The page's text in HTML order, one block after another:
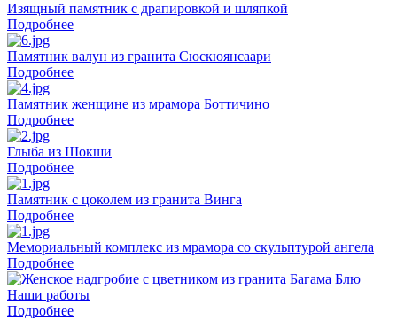
Изящный памятник с драпировкой и шляпкой
Подробнее
Памятник валун из гранита Сюскюянсаари
Подробнее
Памятник женщине из мрамора Боттичино
Подробнее
Глыба из Шокши
Подробнее
Памятник с цоколем из гранита Винга
Подробнее
Мемориальный комплекс из мрамора со скульптурой ангела
Подробнее
Наши работы
Подробнее